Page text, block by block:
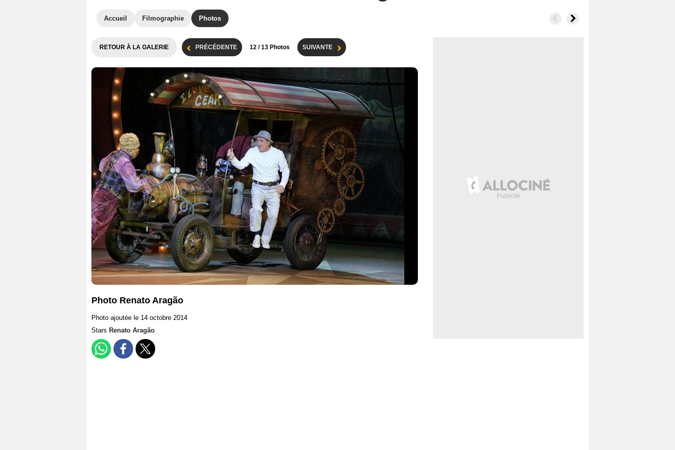
Accueil Filmographie Photos
RETOUR À LA GALERIE PRÉCÉDENTE 12 / 13 Photos SUIVANTE
Photo Renato Aragão
Photo ajoutée le 14 octobre 2014
Stars Renato Aragão